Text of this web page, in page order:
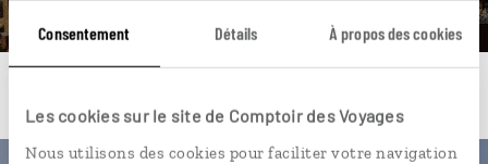
Consentement Détails À propos des cookies
Les cookies sur le site de Comptoir des Voyages
Nous utilisons des cookies pour faciliter votre navigation